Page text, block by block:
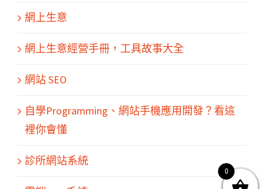
網上生意
網上生意經營手冊，工具故事大全
網站 SEO
自學Programming、網站手機應用開發？看這
裡你會懂
診所網站系統
關於我們
2026 | All Rights Reserved by MARS tree 火星樹資訊科技
0